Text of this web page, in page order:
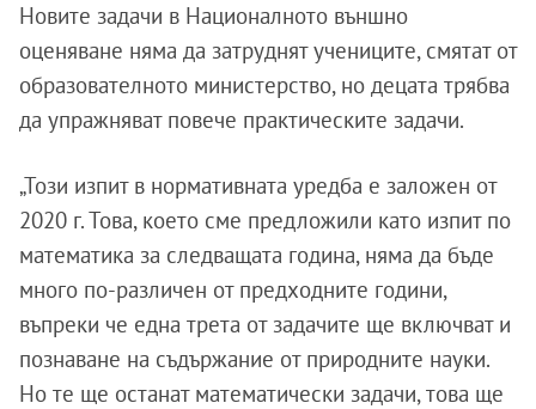
Новите задачи в Националното външно
оценяване няма да затруднят учениците, смятат от
образователното министерство, но децата трябва
да упражняват повече практическите задачи.
„Този изпит в нормативната уредба е заложен от
2020 г. Това, което сме предложили като изпит по
математика за следващата година, няма да бъде
много по-различен от предходните години,
въпреки че една трета от задачите ще включват и
познаване на съдържание от природните науки.
Но те ще останат математически задачи, това ще